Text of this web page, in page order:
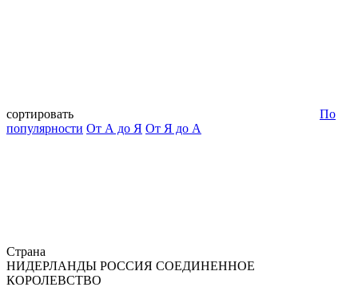
сортировать
По
популярности От А до Я От Я до А
Страна
НИДЕРЛАНДЫ РОССИЯ СОЕДИНЕННОЕ
КОРОЛЕВСТВО